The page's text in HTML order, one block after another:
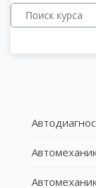
Поиск курса